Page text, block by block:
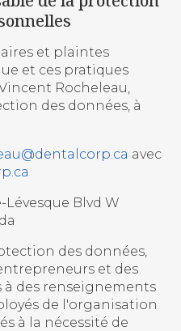
et plaintes
et ces pratiques
Rocheleau,
des données, à
avec
Lévesque Blvd W
des données,
et des
à des renseignements
de l'organisation
à la nécessité de